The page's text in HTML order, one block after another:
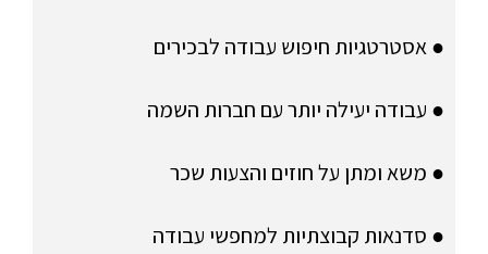
● אסטרטגיות חיפוש עבודה לבכירים
● עבודה יעילה יותר עם חברות השמה
● משא ומתן על חוזים והצעות שכר
● סדנאות קבוצתיות למחפשי עבודה